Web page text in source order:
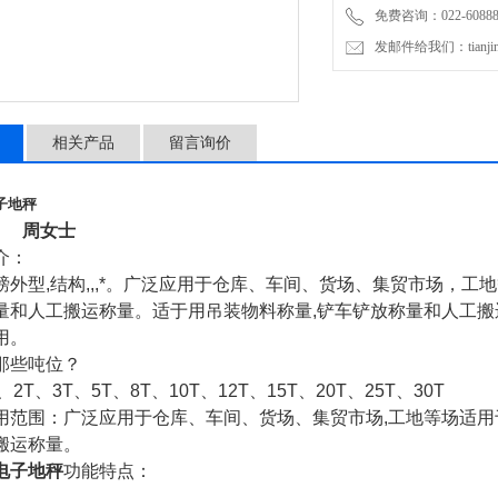
免费咨询：022-
发邮件给我们：
相关产品 留言询价
地秤
周女士
：
外型,结构,,,*。广泛应用于仓库、车间、货场、集贸市场，工
和人工搬运称量。适于用吊装物料称量,铲车铲放称量和人工
些吨位？
2T 3T 5T 8T 10T 12T 15T 20T 25T
30T
范围：广泛应用于仓库、车间、货场、集贸市场,工地等场适
运称量。
子地秤功能特点：